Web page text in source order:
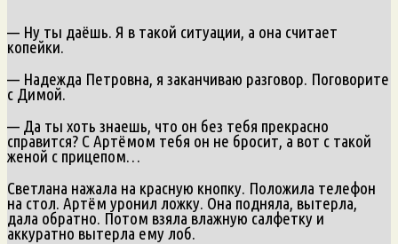
— Ну ты даёшь. Я в такой ситуации, а она считает
копейки.
— Надежда Петровна, я заканчиваю разговор. Поговорите
с Димой.
— Да ты хоть знаешь, что он без тебя прекрасно
справится? С Артёмом тебя он не бросит, а вот с такой
женой с прицепом…
Светлана нажала на красную кнопку. Положила телефон
на стол. Артём уронил ложку. Она подняла, вытерла,
дала обратно. Потом взяла влажную салфетку и
аккуратно вытерла ему лоб.